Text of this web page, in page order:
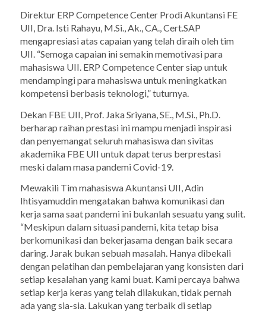
Direktur ERP Competence Center Prodi Akuntansi FE
UII, Dra. Isti Rahayu, M.Si., Ak., CA., Cert.SAP
mengapresiasi atas capaian yang telah diraih oleh tim
UII. “Semoga capaian ini semakin memotivasi para
mahasiswa UII. ERP Competence Center siap untuk
mendampingi para mahasiswa untuk meningkatkan
kompetensi berbasis teknologi,” tuturnya.
Dekan FBE UII, Prof. Jaka Sriyana, SE., M.Si., Ph.D.
berharap raihan prestasi ini mampu menjadi inspirasi
dan penyemangat seluruh mahasiswa dan sivitas
akademika FBE UII untuk dapat terus berprestasi
meski dalam masa pandemi Covid-19.
Mewakili Tim mahasiswa Akuntansi UII, Adin
Ihtisyamuddin mengatakan bahwa komunikasi dan
kerja sama saat pandemi ini bukanlah sesuatu yang sulit.
“Meskipun dalam situasi pandemi, kita tetap bisa
berkomunikasi dan bekerjasama dengan baik secara
daring. Jarak bukan sebuah masalah. Hanya dibekali
dengan pelatihan dan pembelajaran yang konsisten dari
setiap kesalahan yang kami buat. Kami percaya bahwa
setiap kerja keras yang telah dilakukan, tidak pernah
ada yang sia-sia. Lakukan yang terbaik di setiap